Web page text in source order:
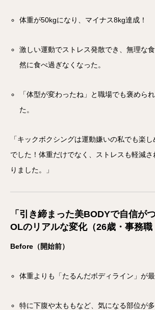
体重が50kgになり、マイナス8kg達成！
激しい運動でストレス発散でき、無理な
然に食べ過ぎなくなった。
「体型が変わったね」と職場でも褒めら
た。
「キックボクシングは運動嫌いの私でも楽
でした！体重だけでなく、ストレスも軽減
りました。」
「引き締まった美BODYで自信が
OLのリアルな変化（26歳・事務職
Before（開始前）
体重よりも「たるんだボディライン」が最
特に下腹や太ももなど、気になる部位が多